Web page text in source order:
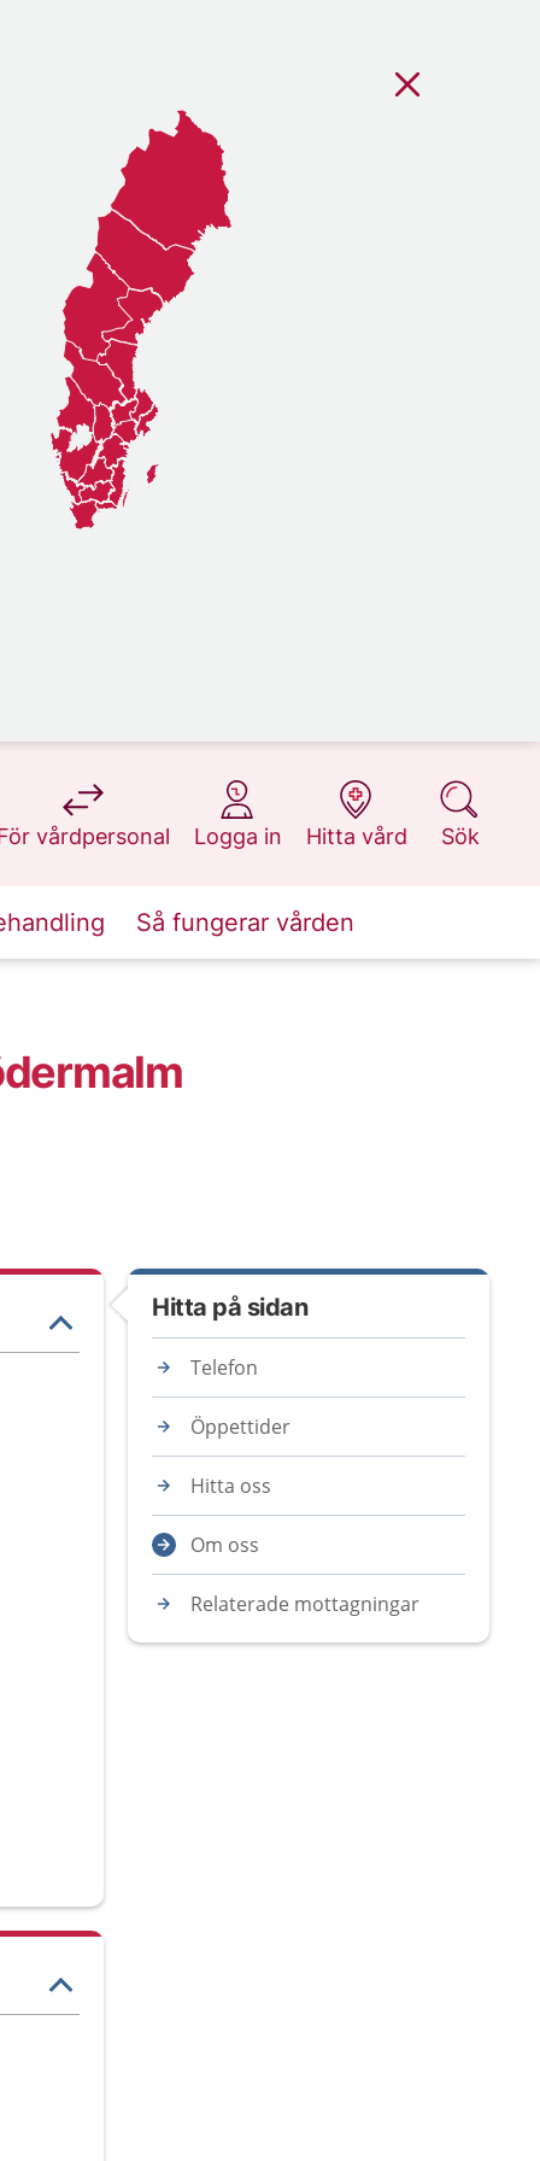
vårdpersonal
på 1177.se
Logga in
på 1177.se
Hitta vård
på 1177.se
Sök
på 1177.se
Så fungerar vården
Hitta på sidan
Telefon
Öppettider
Hitta oss
Om oss
Relaterade mottagningar